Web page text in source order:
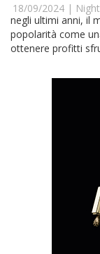
18/09/2024 |
negli ultimi anni, il
popolarità come
ottenere profitti